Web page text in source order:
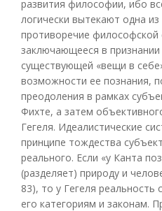
развития философии, ибо
логически вытекают одна
противоречие философской
заключающееся в
существующей «вещи в
возможности ее познания,
преодоления в рамках
Фихте, а затем
Гегеля. Идеалистические
принципе тождества
реального. Если «у Канта
(разделяет) природу и
83), то у Гегеля реальность
его категориям и законам.